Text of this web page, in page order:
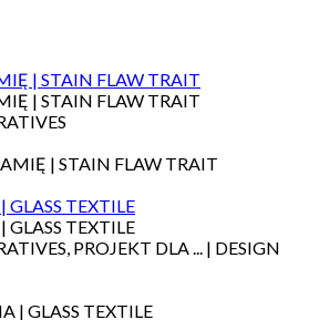
| STAIN FLAW TRAIT
| STAIN FLAW TRAIT
TEXTILE
TEXTILE
PROJEKT DLA ... | DESIGN